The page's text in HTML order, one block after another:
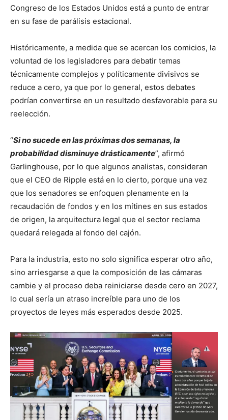
Congreso de los Estados Unidos está a punto de entrar
en su fase de parálisis estacional.
Históricamente, a medida que se acercan los comicios, la
voluntad de los legisladores para debatir temas
técnicamente complejos y políticamente divisivos se
reduce a cero, ya que por lo general, estos debates
podrían convertirse en un resultado desfavorable para su
reelección.
“Si no sucede en las próximas dos semanas, la
probabilidad disminuye drásticamente”, afirmó
Garlinghouse, por lo que algunos analistas, consideran
que el CEO de Ripple está en lo cierto, porque una vez
que los senadores se enfoquen plenamente en la
recaudación de fondos y en los mítines en sus estados
de origen, la arquitectura legal que el sector reclama
quedará relegada al fondo del cajón.
Para la industria, esto no solo significa esperar otro año,
sino arriesgarse a que la composición de las cámaras
cambie y el proceso deba reiniciarse desde cero en 2027,
lo cual sería un atraso increíble para uno de los
proyectos de leyes más esperados desde 2025.